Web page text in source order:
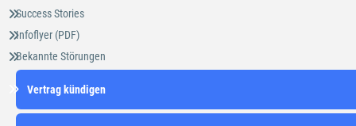
Success Stories
Infoflyer (PDF)
Bekannte Störungen
Vertrag kündigen